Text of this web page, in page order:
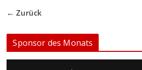
← Zurück
Sponsor des Monats